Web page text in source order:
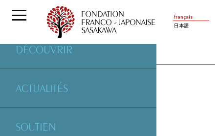
français
日本語
DÉCOUVRIR
ACTUALITÉS
SOUTIEN
PARTENAIRES | ASSOCIATION ZEA